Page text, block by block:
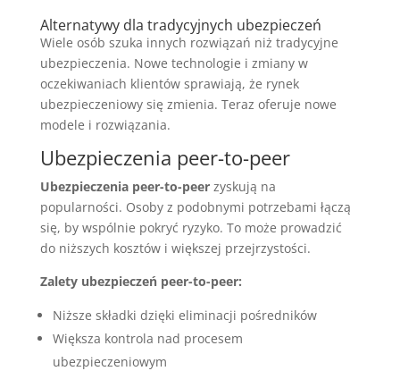
Alternatywy dla tradycyjnych ubezpieczeń
Wiele osób szuka innych rozwiązań niż tradycyjne
ubezpieczenia. Nowe technologie i zmiany w
oczekiwaniach klientów sprawiają, że rynek
ubezpieczeniowy się zmienia. Teraz oferuje nowe
modele i rozwiązania.
Ubezpieczenia peer-to-peer
Ubezpieczenia peer-to-peerzyskują na
popularności. Osoby z podobnymi potrzebami łączą
się, by wspólnie pokryć ryzyko. To może prowadzić
do niższych kosztów i większej przejrzystości.
Zalety ubezpieczeń peer-to-peer:
Niższe składki dzięki eliminacji pośredników
Większa kontrola nad procesem
ubezpieczeniowym